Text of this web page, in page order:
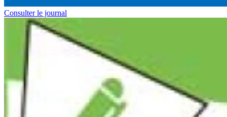
Consulter le journal